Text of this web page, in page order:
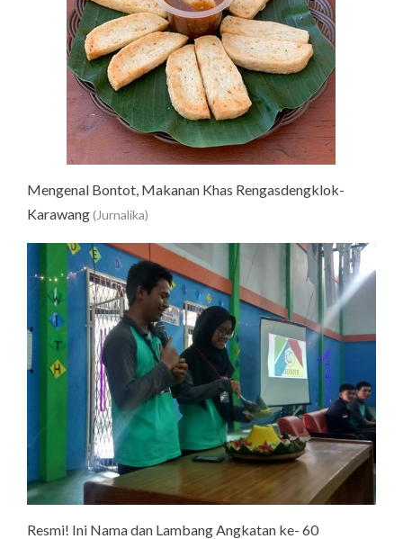
Mengenal Bontot, Makanan Khas Rengasdengklok-
Karawang(Jurnalika)
Resmi! Ini Nama dan Lambang Angkatan ke- 60